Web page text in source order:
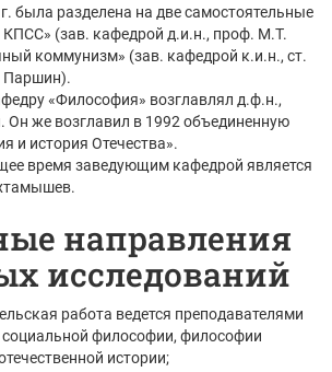
была разделена на две самостоятельные
(зав. кафедрой д.и.н., проф. М.Т.
коммунизм» (зав. кафедрой к.и.н., ст.
Паршин).
«Философия» возглавлял д.ф.н.,
Он же возглавил в 1992 объединенную
и история Отечества».
время заведующим кафедрой является
направления
исследований
работа ведется преподавателями
философии, философии
истории;